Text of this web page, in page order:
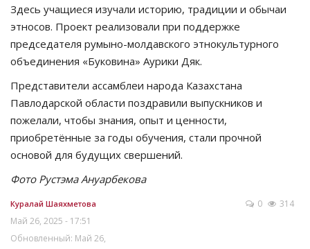
Здесь учащиеся изучали историю, традиции и обычаи
этносов. Проект реализовали при поддержке
председателя румыно-молдавского этнокультурного
объединения «Буковина» Аурики Дяк.
Представители ассамблеи народа Казахстана
Павлодарской области поздравили выпускников и
пожелали, чтобы знания, опыт и ценности,
приобретённые за годы обучения, стали прочной
основой для будущих свершений.
Фото Рустэма Ануарбекова
Куралай Шаяхметова
Май 26, 2025 - 17:51
Обновленный: Май 26,
0 314